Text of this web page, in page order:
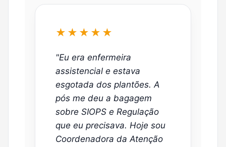
★★★★★
"Eu era enfermeira
assistencial e estava
esgotada dos plantões. A
pós me deu a bagagem
sobre SIOPS e Regulação
que eu precisava. Hoje sou
Coordenadora da Atenção